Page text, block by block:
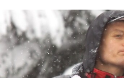
bookmark
search
Suchbegriff
eingeben